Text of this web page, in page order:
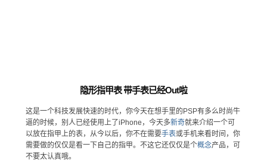
隐形指甲表 带手表已经Out啦
这是一个科技发展快速的时代，你今天在想手里的PSP有多么时尚牛
逼的时候，别人已经使用上了iPhone，今天多新奇就来介绍一个可
以放在指甲上的表，从今以后，你不在需要手表或手机来看时间，你
需要做的仅仅是看一下自己的指甲。不这它还仅仅是个概念产品，可
不要太认真哦。